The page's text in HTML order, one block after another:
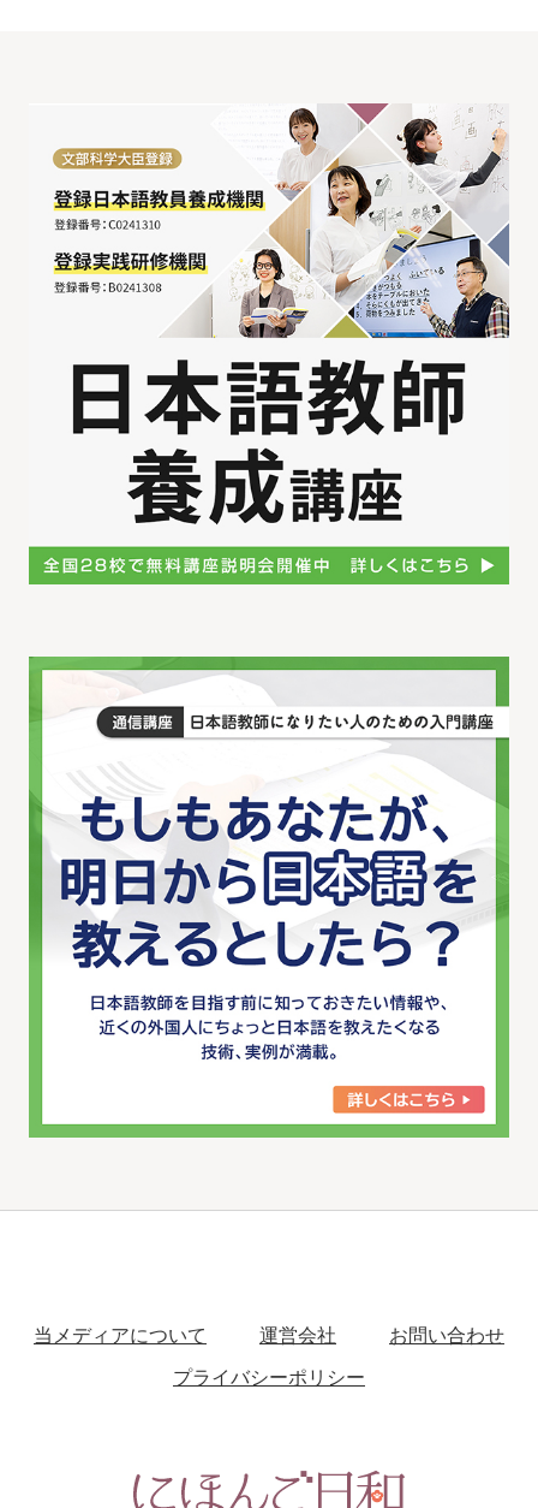
当メディアについて 運営会社
お問い合わせ
プライバシーポリシー